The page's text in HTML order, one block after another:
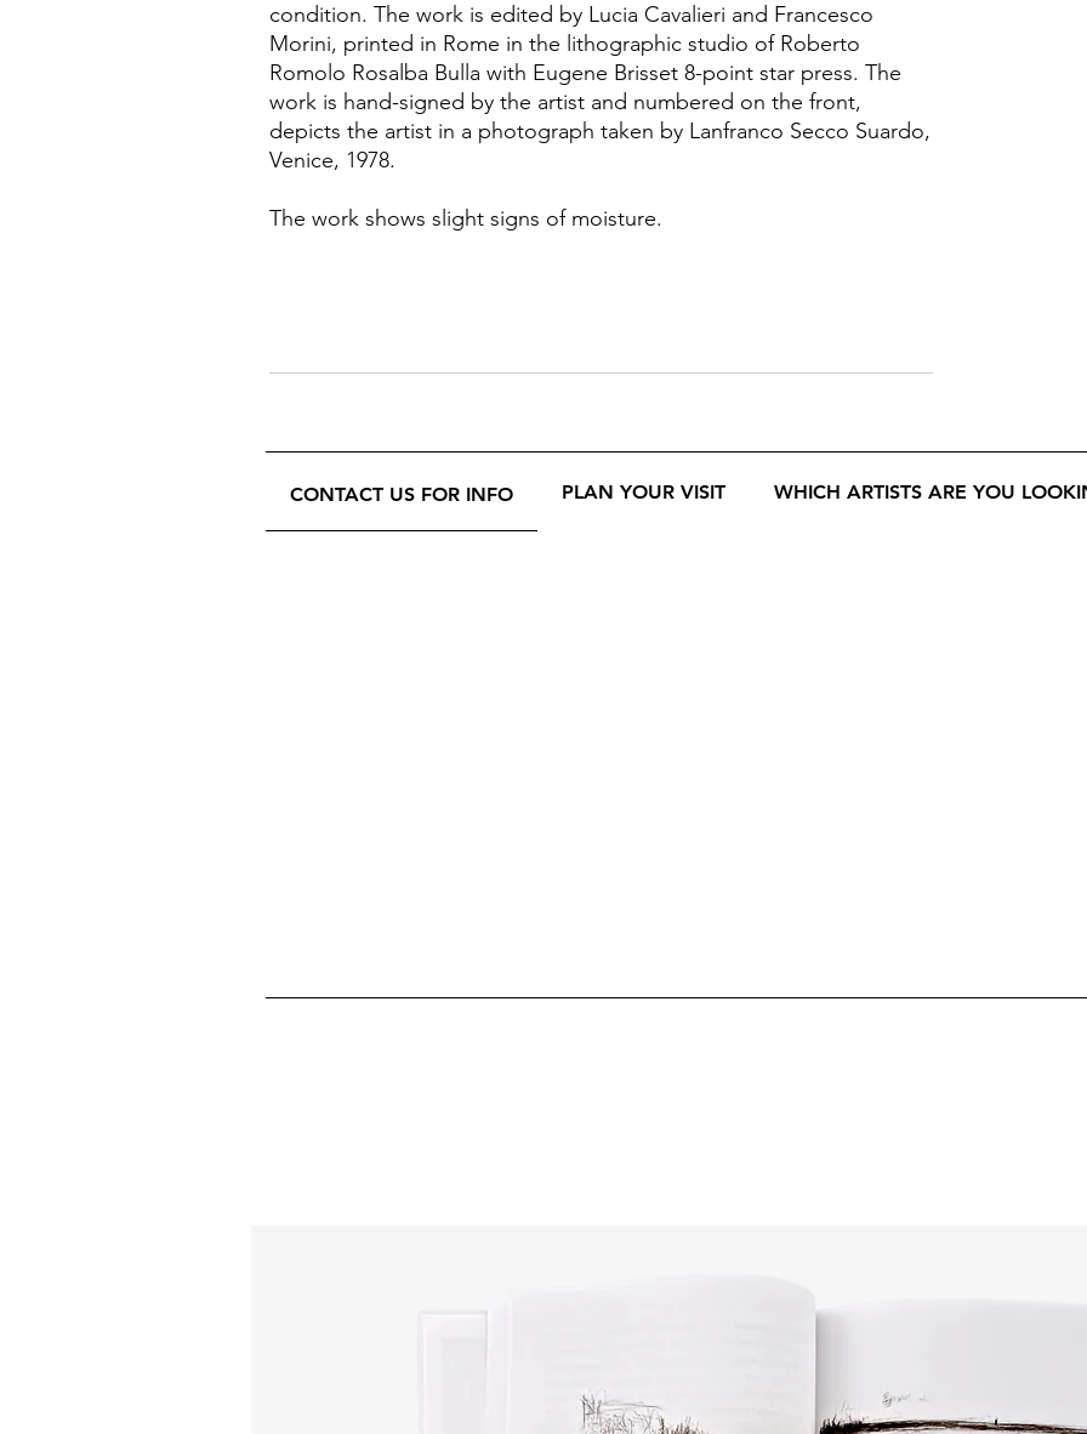
condition. The work is edited by Lucia Cavalieri and Francesco
Morini, printed in Rome in the lithographic studio of Roberto
Romolo Rosalba Bulla with Eugene Brisset 8-point star press. The
work is hand-signed by the artist and numbered on the front,
depicts the artist in a photograph taken by Lanfranco Secco Suardo,
Venice, 1978.
The work shows slight signs of moisture.
CONTACT US FOR INFO PLAN YOUR VISIT WHICH ARTISTS ARE YOU